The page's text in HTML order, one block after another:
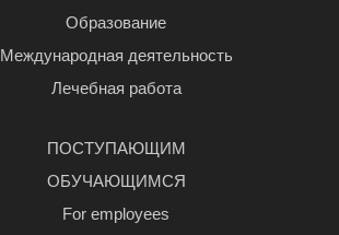
Образование
Международная деятельность
Лечебная работа
ПОСТУПАЮЩИМ
ОБУЧАЮЩИМСЯ
For employees